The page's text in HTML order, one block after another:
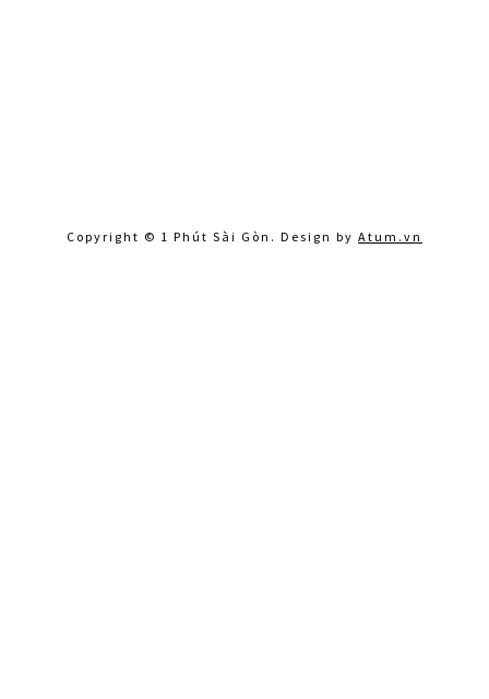
Copyright © 1 Phút Sài Gòn. Design by Atum.vn